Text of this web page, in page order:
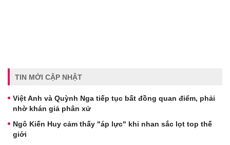
TIN MỚI CẬP NHẬT
Việt Anh và Quỳnh Nga tiếp tục bất đồng quan điểm, phải
nhờ khán giả phân xử
Ngô Kiến Huy cảm thấy "áp lực" khi nhan sắc lọt top thế
giới